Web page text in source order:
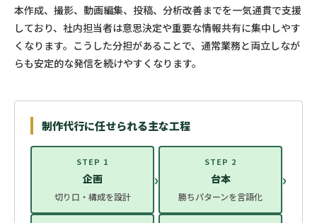
本作成、撮影、動画編集、投稿、分析改善までを一気通貫で支援
しており、社内担当者は意思決定や重要な情報共有に集中しやす
くなります。こうした分担があることで、通常業務と両立しなが
らも安定的な発信を続けやすくなります。
制作代行に任せられる主な工程
STEP 1
企画
切り口・構成を設計
›
STEP 2
台本
勝ちパターンを言語化
›